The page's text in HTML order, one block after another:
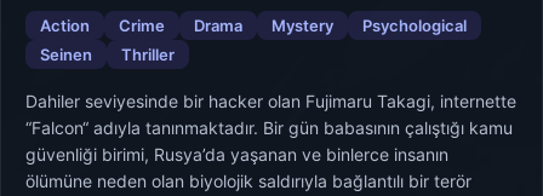
Action Crime Drama Mystery
Psychological
Seinen
Thriller
Dahiler seviyesinde bir hacker olan Fujimaru Takagi, internette
“Falcon“ adıyla tanınmaktadır. Bir gün babasının çalıştığı kamu
güvenliği birimi, Rusya’da yaşanan ve binlerce insanın
ölümüne neden olan biyolojik saldırıyla bağlantılı bir terör